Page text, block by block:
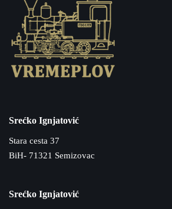
Srećko Ignjatović
Stara cesta 37
BiH- 71321 Semizovac
Srećko Ignjatović